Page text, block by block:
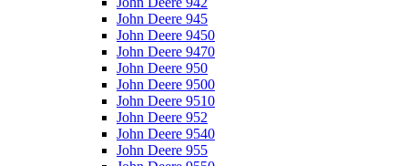
John Deere 945
John Deere 9450
John Deere 9470
John Deere 950
John Deere 9500
John Deere 9510
John Deere 952
John Deere 9540
John Deere 955